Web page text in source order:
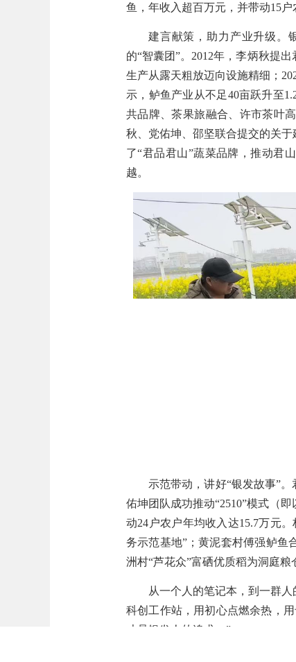
鱼，年收入超百万元，并带动15
建言献策，助力产业升级 。
的“智囊团”。 2012年，李炳秋提出
生产从露天粗放迈向设施精细；
示，鲈鱼产业从不足40亩跃升至
共品牌、茶果旅融合、许市茶叶
秋、党佑坤、邵坚联合提交的关
了“君品君山”蔬菜品牌，推动君
越。
示范带动，讲好“银发故事”。
佑坤团队成功推动“2510”模式 （ 即
动24 户农户年均收入达15.7万元。
务示范基地” ；黄泥套村傅强鲈
洲村“芦花众”富硒优质稻为洞庭粮
从一个人的笔记本，到一群
科创 工作站 ，用初心点燃余热，
才是银发 人 的追求。 ”